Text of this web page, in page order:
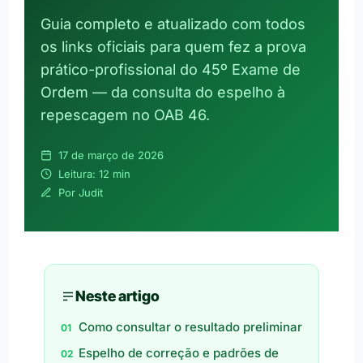
Guia completo e atualizado com todos
os links oficiais para quem fez a prova
prático-profissional do 45º Exame de
Ordem — da consulta do espelho à
repescagem no OAB 46.
17 de março de 2026
Leitura: 12 min
Por Judit
Neste artigo
Como consultar o resultado preliminar
Espelho de correção e padrões de